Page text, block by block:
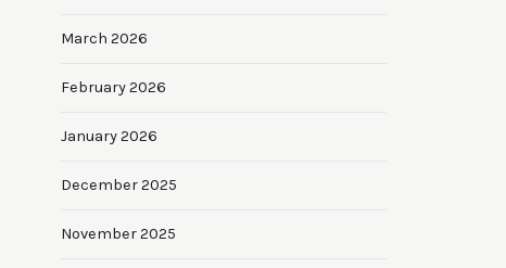
March 2026
February 2026
January 2026
December 2025
November 2025